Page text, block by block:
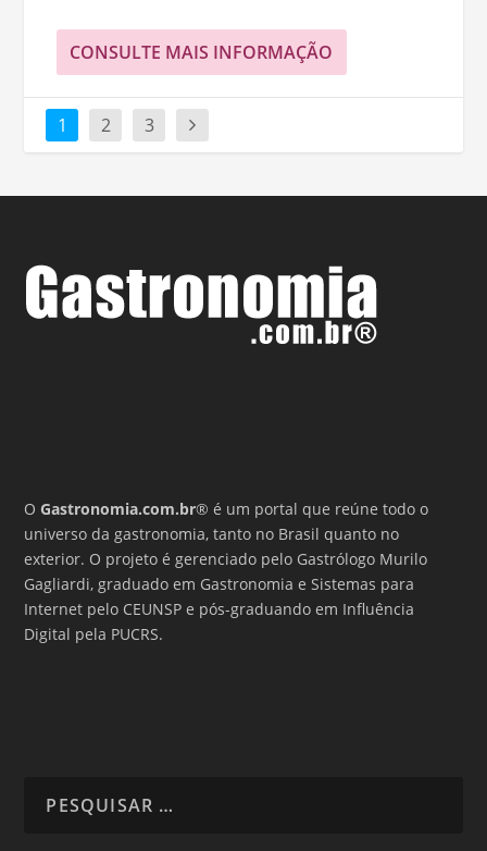
CONSULTE MAIS INFORMAÇÃO
1 2 3
OGastronomia.com.br® é um portal que reúne todo o
universo da gastronomia, tanto no Brasil quanto no
exterior. O projeto é gerenciado pelo Gastrólogo Murilo
Gagliardi, graduado em Gastronomia e Sistemas para
Internet pelo CEUNSP e pós-graduando em Influência
Digital pela PUCRS.